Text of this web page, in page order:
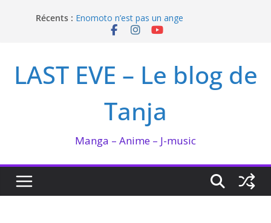
Récents : Enomoto n’est pas un ange
QUEEN BEE enflamme le Bataclan
I’m not in love de Zeniko Sumiya
LAST EVE – Le blog de
Tanja
Manga – Anime – J-music